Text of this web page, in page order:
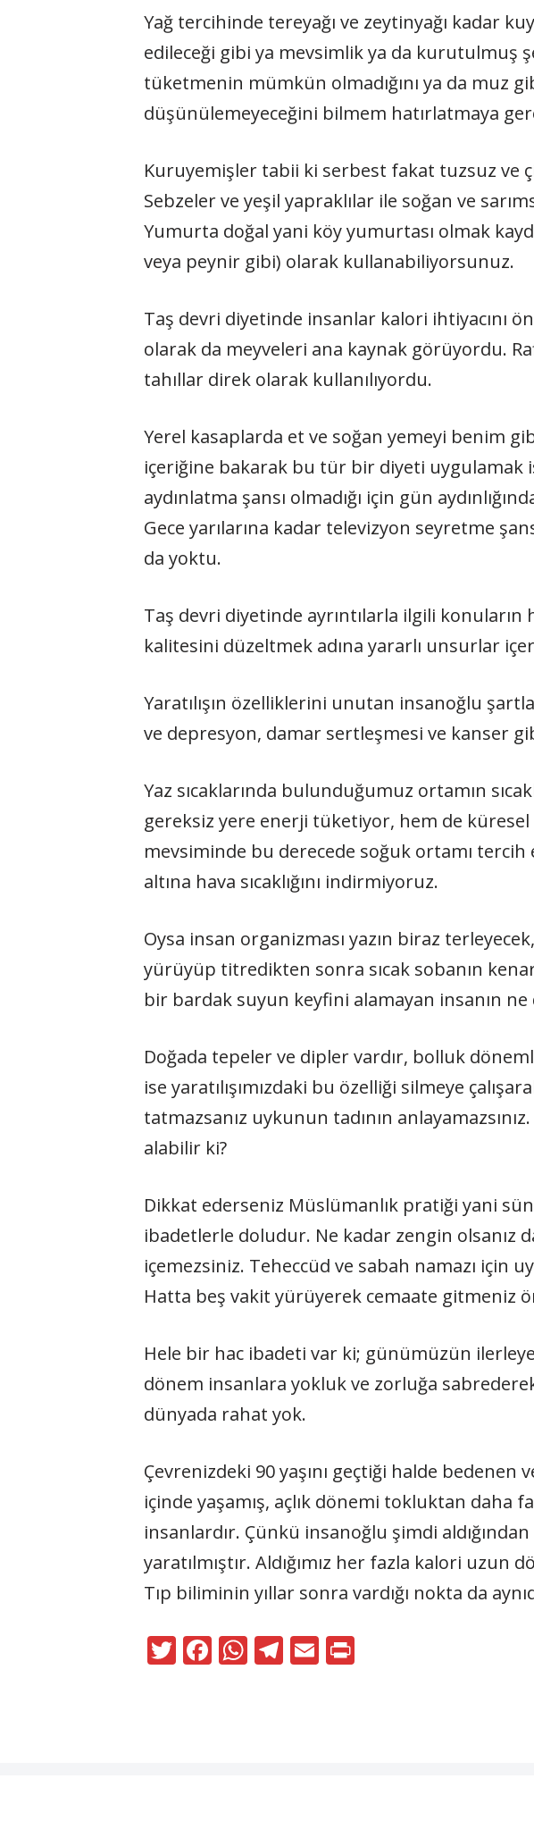
Yağ tercihinde tereyağı ve zeytinyağı kadar
edileceği gibi ya mevsimlik ya da kurutulmuş
tüketmenin mümkün olmadığını ya da muz
düşünülemeyeceğini bilmem hatırlatmaya
Kuruyemişler tabii ki serbest fakat tuzsuz ve
Sebzeler ve yeşil yapraklılar ile soğan ve
Yumurta doğal yani köy yumurtası olmak
veya peynir gibi) olarak kullanabiliyorsunuz.
Taş devri diyetinde insanlar kalori ihtiyacını
olarak da meyveleri ana kaynak görüyordu.
tahıllar direk olarak kullanılıyordu.
Yerel kasaplarda et ve soğan yemeyi benim
içeriğine bakarak bu tür bir diyeti uygulamak
aydınlatma şansı olmadığı için gün
Gece yarılarına kadar televizyon seyretme
da yoktu.
Taş devri diyetinde ayrıntılarla ilgili konuların
kalitesini düzeltmek adına yararlı unsurlar
Yaratılışın özelliklerini unutan insanoğlu
ve depresyon, damar sertleşmesi ve kanser
Yaz sıcaklarında bulunduğumuz ortamın
gereksiz yere enerji tüketiyor, hem de küresel
mevsiminde bu derecede soğuk ortamı tercih
altına hava sıcaklığını indirmiyoruz.
Oysa insan organizması yazın biraz
yürüyüp titredikten sonra sıcak sobanın
bir bardak suyun keyfini alamayan insanın ne
Doğada tepeler ve dipler vardır, bolluk
ise yaratılışımızdaki bu özelliği silmeye
tatmazsanız uykunun tadının
alabilir ki?
Dikkat ederseniz Müslümanlık pratiği yani
ibadetlerle doludur. Ne kadar zengin olsanız
içemezsiniz. Teheccüd ve sabah namazı için
Hatta beş vakit yürüyerek cemaate gitmeniz
Hele bir hac ibadeti var ki; günümüzün
dönem insanlara yokluk ve zorluğa
dünyada rahat yok.
Çevrenizdeki 90 yaşını geçtiği halde bedenen
içinde yaşamış, açlık dönemi tokluktan daha
insanlardır. Çünkü insanoğlu şimdi
yaratılmıştır. Aldığımız her fazla kalori uzun
Tıp biliminin yıllar sonra vardığı nokta da
T F W T E Pr